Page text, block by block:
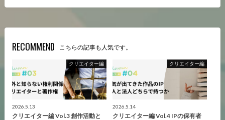
RECOMMEND こちらの記事も人気です。
クリエイター編
2026.5.13
クリエイター編 Vol.3 創作活動と
クリエイター編
2026.5.14
クリエイター編 Vol.4 IPの保有者